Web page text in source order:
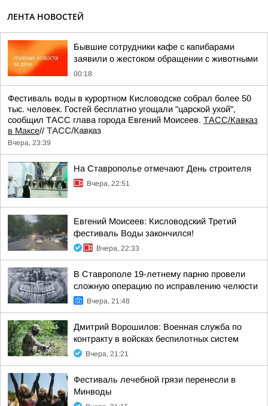
ЛЕНТА НОВОСТЕЙ
Бывшие сотрудники кафе с капибарами
заявили о жестоком обращении с животными
00:18
Фестиваль воды в курортном Кисловодске собрал более 50
тыс. человек. Гостей бесплатно угощали "царской ухой",
сообщил ТАСС глава города Евгений Моисеев. ТАСС/Кавказ
в Максе// ТАСС/Кавказ
Вчера, 23:39
На Ставрополье отмечают День строителя
Вчера, 22:51
Евгений Моисеев: Кисловодский Третий
фестиваль Воды закончился!
Вчера, 22:33
В Ставрополе 19-летнему парню провели
сложную операцию по исправлению челюсти
Вчера, 21:48
Дмитрий Ворошилов: Военная служба по
контракту в войсках беспилотных систем
Вчера, 21:21
Фестиваль лечебной грязи перенесли в
Минводы